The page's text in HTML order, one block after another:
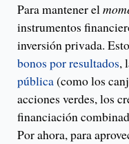
Para mantener el
instrumentos
inversión privada.
bonos por resultados,
pública(como los
acciones verdes, los
financiación
Por ahora, para